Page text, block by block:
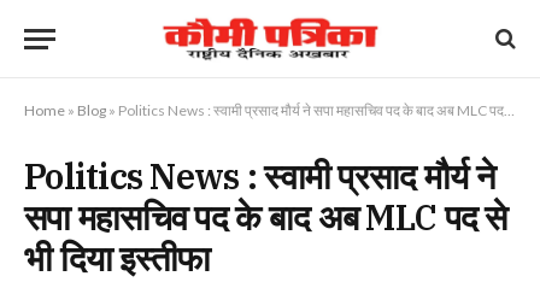
Home » Blog » Politics News : स्वामी प्रसाद मौर्य ने सपा महासचिव पद के बाद अब MLC पद से भी दिया इस्तीफा
Politics News : स्वामी प्रसाद मौर्य ने
सपा महासचिव पद के बाद अब MLC पद से
भी दिया इस्तीफा